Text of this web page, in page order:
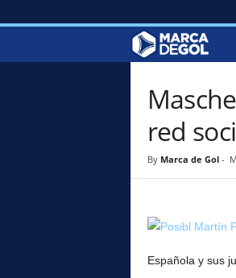
e
red
By Marca de Gol-
Española y sus